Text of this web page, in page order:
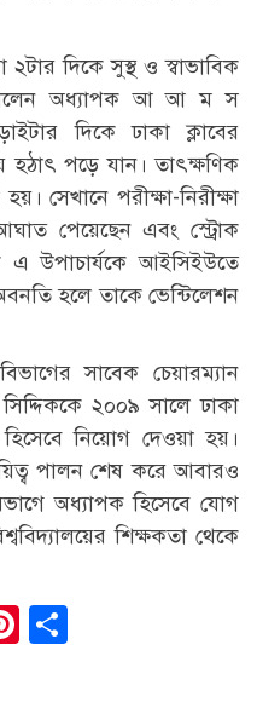
দিকে সুস্থ ও স্বাভাবিক
অধ্যাপক আ আ ম স
দিকে ঢাকা ক্লাবের
হঠাৎ পড়ে যান। তাৎক্ষণিক
সেখানে পরীক্ষা-নিরীক্ষা
পেয়েছেন এবং স্ট্রোক
এ উপাচার্যকে আইসিইউতে
হলে তাকে ভেন্টিলেশন
সাবেক চেয়ারম্যান
২০০৯ সালে ঢাকা
হিসেবে নিয়োগ দেওয়া হয়।
পালন শেষ করে আবারও
অধ্যাপক হিসেবে যোগ
শিক্ষকতা থেকে
Pinterest